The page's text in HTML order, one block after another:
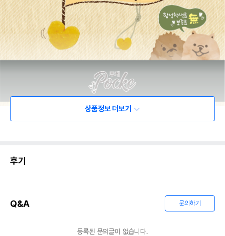
상품정보 더보기
후기
Q&A 문의하기
등록된 문의글이 없습니다.